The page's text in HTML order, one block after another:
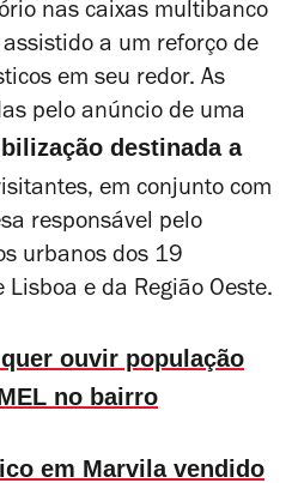
nas caixas multibanco
a um reforço de
em seu redor. As
pelo anúncio de uma
destinada a
em conjunto com
responsável pelo
urbanos dos 19
e da Região Oeste.
ouvir população
no bairro
em Marvila vendido